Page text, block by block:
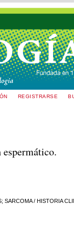
REGISTRARSE
SARCOMA / HISTORIA